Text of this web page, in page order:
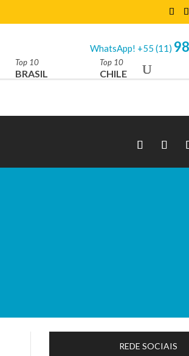
WhatsApp! +55 (11)
Top 10
BRASIL
Top 10
CHILE
REDE SOCIAIS